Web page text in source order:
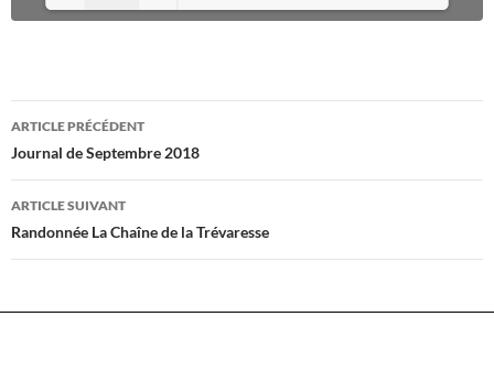
Navigation
des
articles
ARTICLE PRÉCÉDENT
Journal de Septembre 2018
ARTICLE SUIVANT
Randonnée La Chaîne de la Trévaresse